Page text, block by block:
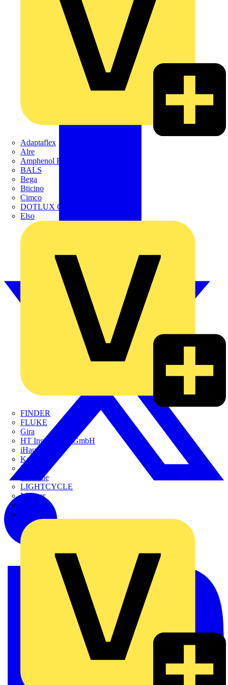
Adaptaflex
Alre
Amphenol FTG
BALS
Bega
Bticino
Cimco
DOTLUX GmbH
Elso
FINDER
FLUKE
Gira
HT Instruments GmbH
iHaus
Kaufel
Kopp
Lichtline
LIGHTCYCLE
Megger